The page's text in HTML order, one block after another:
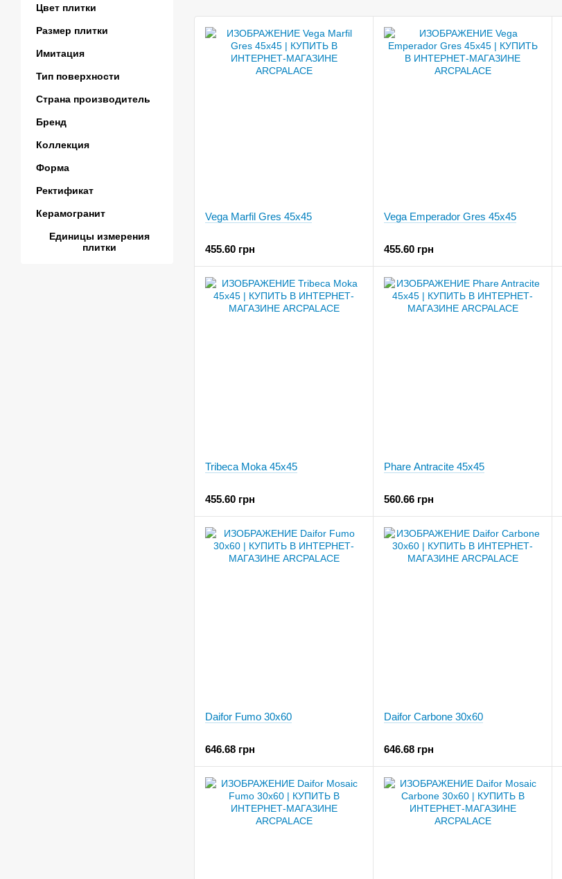
Vega Marfil Gres 45x45
455.60 грн
Vega Emperador Gres 45x45
455.60 грн
Tribeca Moka 45x45
455.60 грн
Phare Antracite 45x45
560.66 грн
Daifor Fumo 30x60
646.68 грн
Daifor Carbone 30x60
646.68 грн
Цвет плитки
Размер плитки
Имитация
Тип поверхности
Страна производитель
Бренд
Коллекция
Форма
Ректификат
Керамогранит
Единицы измерения
плитки